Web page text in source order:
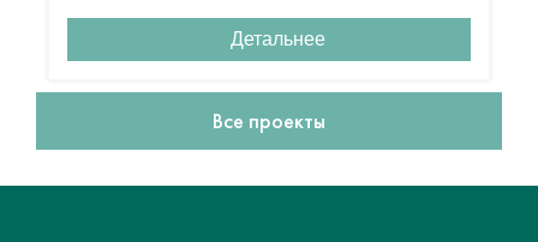
Детальнее
Все проекты